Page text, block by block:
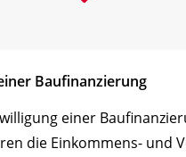
Baufinanzierung
einer
die Einkommens- und